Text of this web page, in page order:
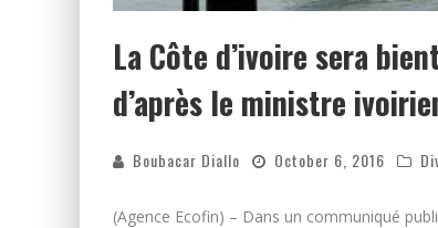
La Côte d’ivoire sera
d’après le ministre
Boubacar Diallo October 6, 2016
(Agence Ecofin) – Dans un communiqué